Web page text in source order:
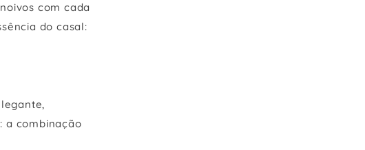
com cada
do casal:
a combinação